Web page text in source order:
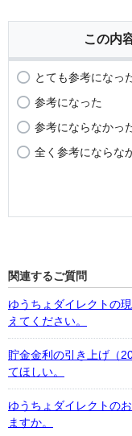
この内
とても参考になっ
参考になった
参考にならなかっ
全く参考にならな
関連するご質問
ゆうちょダイレクトの
えてください。
貯金金利の引き上げ（
てほしい。
ゆうちょダイレクトの
ますか。